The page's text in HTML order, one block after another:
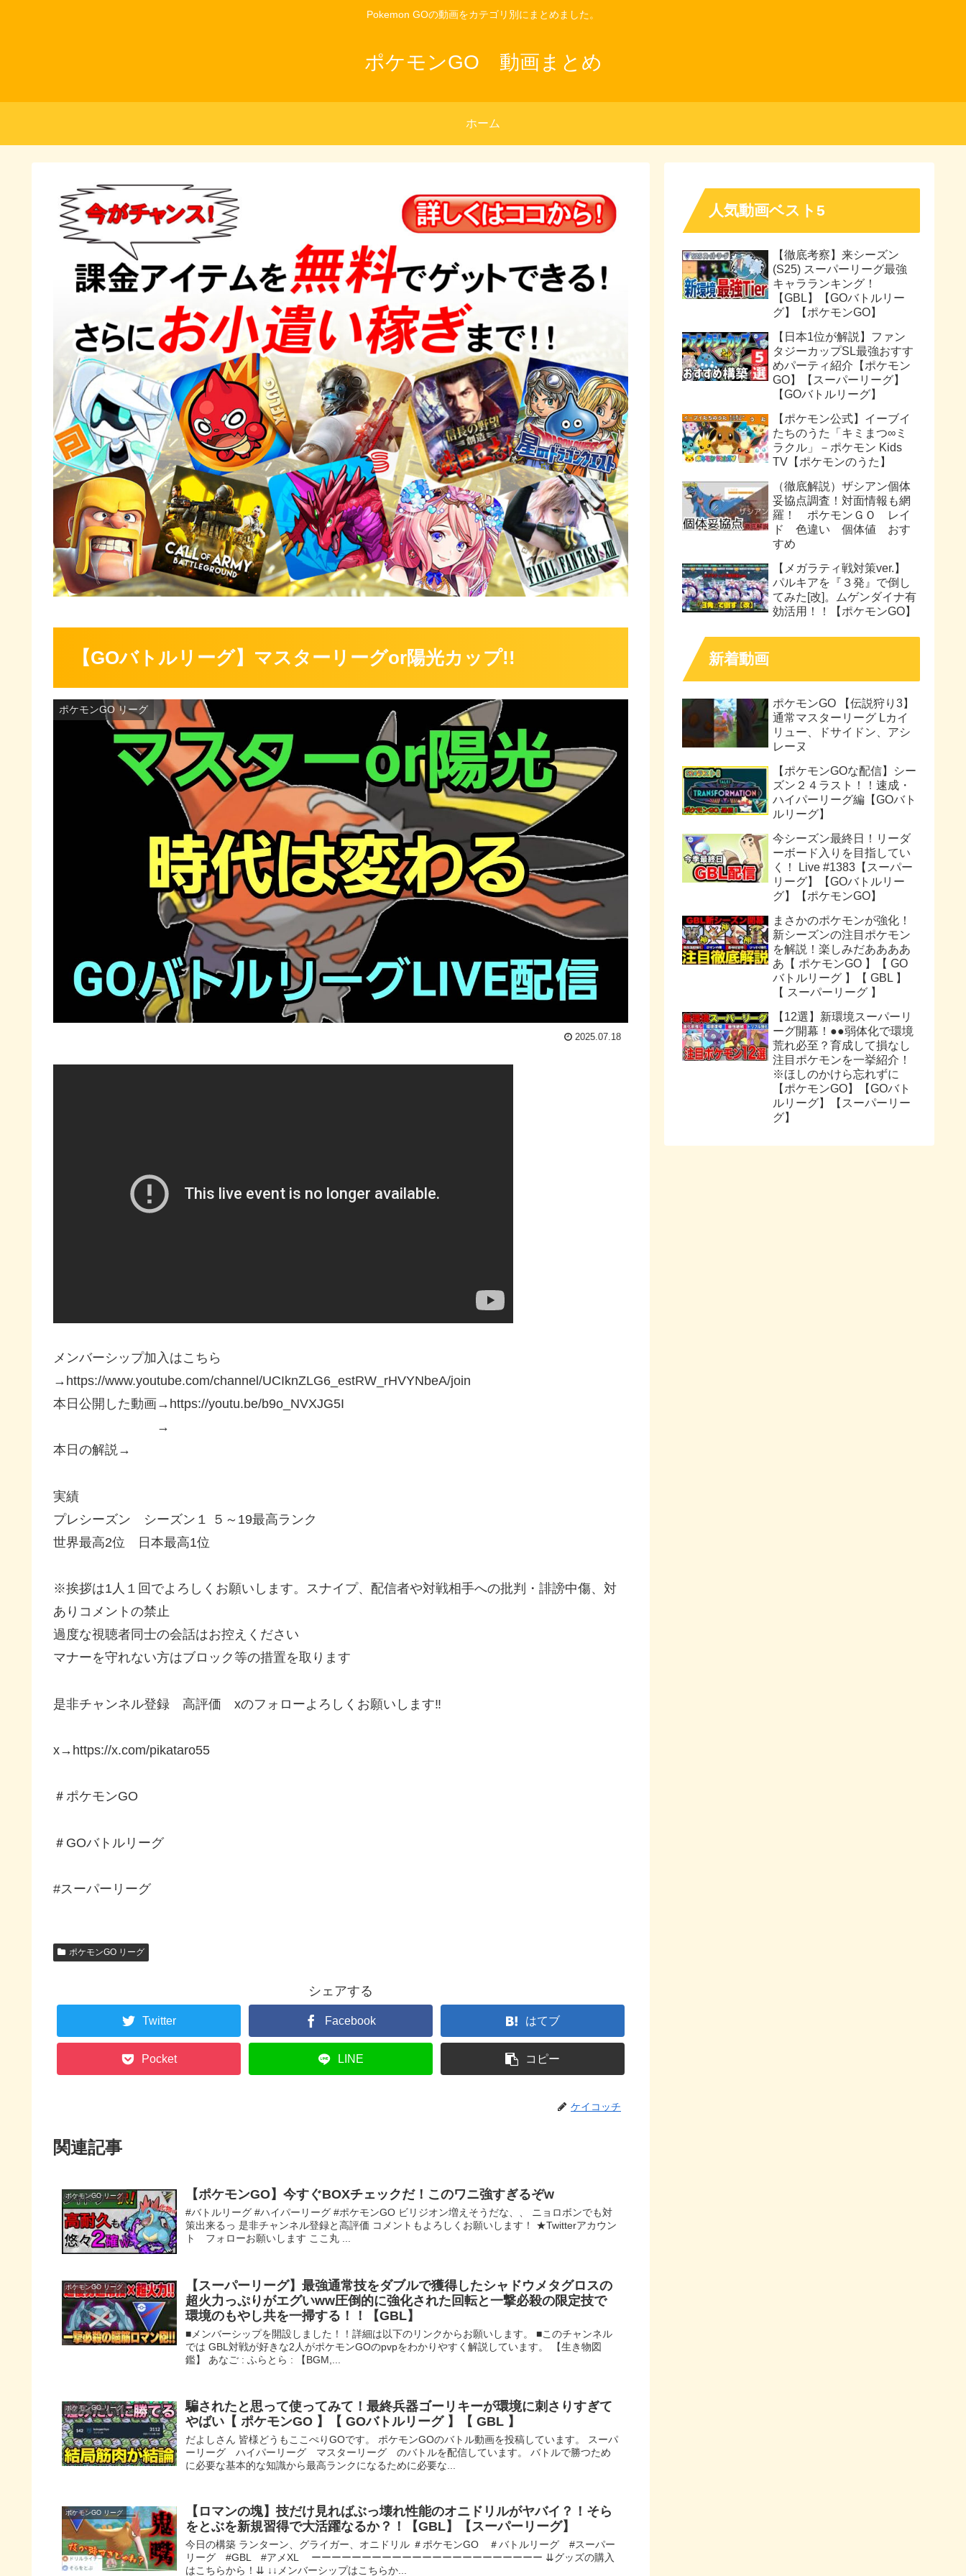
Pokemon GOの動画をカテゴリ別にまとめました。
ポケモンGO 動画まとめ
ホーム
【GOバトルリーグ】マスターリーグor陽光カップ!!
ポケモンGO リーグ
2025.07.18
メンバーシップ加入はこちら
→https://www.youtube.com/channel/UCIknZLG6_estRW_rHVYNbeA/join
本日公開した動画→https://youtu.be/b9o_NVXJG5I
→
本日の解説→
実績
プレシーズン シーズン１ ５～19最高ランク
世界最高2位 日本最高1位
※挨拶は1人１回でよろしくお願いします。スナイプ、配信者や対戦相手への批判・誹謗中傷、対
ありコメントの禁止
過度な視聴者同士の会話はお控えください
マナーを守れない方はブロック等の措置を取ります
是非チャンネル登録 高評価 xのフォローよろしくお願いします‼
x→https://x.com/pikataro55
＃ポケモンGO
＃GOバトルリーグ
#スーパーリーグ
ポケモンGO リーグ
シェアする
Twitter Facebook はてブ
Pocket LINE コピー
ケイコッチ
関連記事
ポケモンGO リーグ 【ポケモンGO】今すぐBOXチェックだ！このワニ強すぎるぞw
#バトルリーグ #ハイパーリーグ #ポケモンGO ビリジオン増えそうだな、、 ニョロボンでも対
策出来るっ 是非チャンネル登録と高評価 コメントもよろしくお願いします！ ★Twitterアカウン
ト フォローお願いします ここ丸 ...
ポケモンGO リーグ
【スーパーリーグ】最強通常技をダブルで獲得したシャドウメタグロスの
超火力っぷりがエグいww圧倒的に強化された回転と一撃必殺の限定技で
環境のもやし共を一掃する！！【GBL】
■メンバーシップを開設しました！！詳細は以下のリンクからお願いします。 ■このチャンネル
では GBL対戦が好きな2人がポケモンGOのpvpをわかりやすく解説しています。 【生き物図
鑑】 あなご : ふらとら : 【BGM,...
ポケモンGO リーグ
騙されたと思って使ってみて！最終兵器ゴーリキーが環境に刺さりすぎて
やばい【 ポケモンGO 】【 GOバトルリーグ 】【 GBL 】
だよしさん 皆様どうもここぺりGOです。 ポケモンGOのバトル動画を投稿しています。 スーパ
ーリーグ ハイパーリーグ マスターリーグ のバトルを配信しています。 バトルで勝つため
に必要な基本的な知識から最高ランクになるために必要な...
ポケモンGO リーグ
【ロマンの塊】技だけ見ればぶっ壊れ性能のオニドリルがヤバイ？！そら
をとぶを新規習得で大活躍なるか？！【GBL】【スーパーリーグ】
今日の構築 ランターン、グライガー、オニドリル ＃ポケモンGO ＃バトルリーグ #スーパー
リーグ #GBL #アメXL ーーーーーーーーーーーーーーーーーーーーーーー ⇊グッズの購入
はこちらから！⇊ ↓↓メンバーシップはこちらか...
人気動画ベスト5
【徹底考察】来シーズン
(S25) スーパーリーグ最強
キャラランキング！
【GBL】【GOバトルリー
グ】【ポケモンGO】
【日本1位が解説】ファン
タジーカップSL最強おすす
めパーティ紹介【ポケモン
GO】【スーパーリーグ】
【GOバトルリーグ】
【ポケモン公式】イーブイ
たちのうた「キミまつ∞ミ
ラクル」－ポケモン Kids
TV【ポケモンのうた】
（徹底解説）ザシアン個体
妥協点調査！対面情報も網
羅！ ポケモンＧＯ レイ
ド 色違い 個体値 おす
すめ
【メガラティ戦対策ver.】
パルキアを『３発』で倒し
てみた[改]。ムゲンダイナ有
効活用！！【ポケモンGO】
新着動画
ポケモンGO 【伝説狩り3】
通常マスターリーグ Lカイ
リュー、ドサイドン、アシ
レーヌ
【ポケモンGOな配信】シー
ズン２４ラスト！！速成・
ハイパーリーグ編【GOバト
ルリーグ】
今シーズン最終日！リーダ
ーボード入りを目指してい
く！ Live #1383【スーパー
リーグ】【GOバトルリー
グ】【ポケモンGO】
まさかのポケモンが強化！
新シーズンの注目ポケモン
を解説！楽しみだああああ
あ【 ポケモンGO 】【 GO
バトルリーグ 】【 GBL 】
【 スーパーリーグ 】
【12選】新環境スーパーリ
ーグ開幕！●●弱体化で環境
荒れ必至？育成して損なし
注目ポケモンを一挙紹介！
※ほしのかけら忘れずに
【ポケモンGO】【GOバト
ルリーグ】【スーパーリー
グ】